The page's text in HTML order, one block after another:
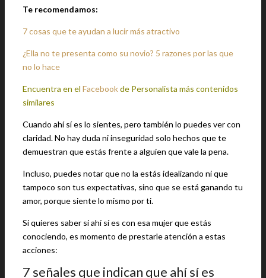
Te recomendamos:
7 cosas que te ayudan a lucir más atractivo
¿Ella no te presenta como su novio? 5 razones por las que
no lo hace
Encuentra en el Facebookde Personalista más contenidos
similares
Cuando ahí sí es lo sientes, pero también lo puedes ver con
claridad. No hay duda ni inseguridad solo hechos que te
demuestran que estás frente a alguien que vale la pena.
Incluso, puedes notar que no la estás idealizando ni que
tampoco son tus expectativas, sino que se está ganando tu
amor, porque siente lo mismo por ti.
Si quieres saber si ahí sí es con esa mujer que estás
conociendo, es momento de prestarle atención a estas
acciones:
7 señales que indican que ahí sí es